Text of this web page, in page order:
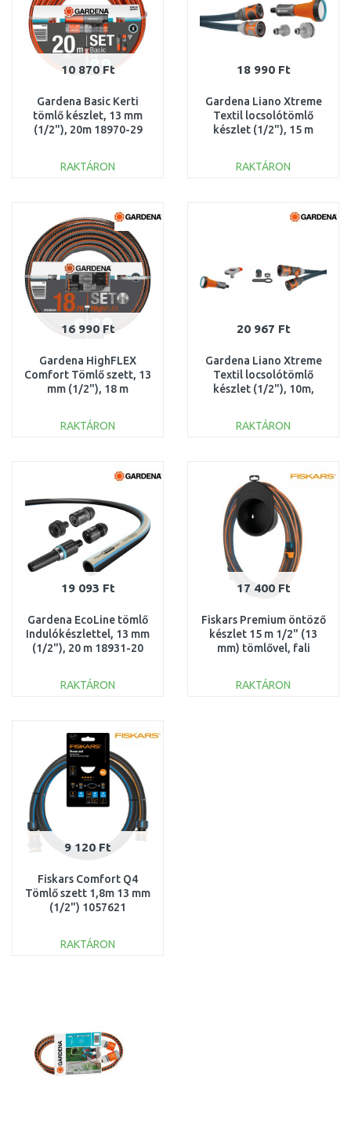
10 870 Ft
Gardena Basic Kerti
tömlő készlet, 13 mm
(1/2"), 20m 18970-29
RAKTÁRON
Összehasonlítás
18 990 Ft
Gardena Liano Xtreme
Textil locsolótömlő
készlet (1/2"), 15 m
RAKTÁRON
Összehasonlítás
16 990 Ft
Gardena HighFLEX
Comfort Tömlő szett, 13
mm (1/2"), 18 m
18062-20
RAKTÁRON
Összehasonlítás
20 967 Ft
Gardena Liano Xtreme
Textil locsolótömlő
készlet (1/2"), 10m,
RAKTÁRON
Összehasonlítás
19 093 Ft
Gardena EcoLine tömlő
Indulókészlettel, 13 mm
(1/2"), 20 m 18931-20
RAKTÁRON
Összehasonlítás
17 400 Ft
Fiskars Premium öntöző
készlet 15 m 1/2" (13
mm) tömlővel, fali
RAKTÁRON
9 120 Ft
Fiskars Comfort Q4
Tömlő szett 1,8m 13 mm
(1/2") 1057621
RAKTÁRON